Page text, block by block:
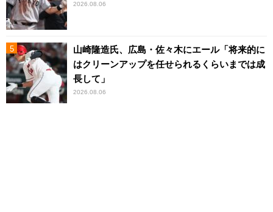
2026.08.06
山崎隆造氏、広島・佐々木にエール「将来的に
はクリーンアップを任せられるくらいまでは成
長して」
2026.08.06